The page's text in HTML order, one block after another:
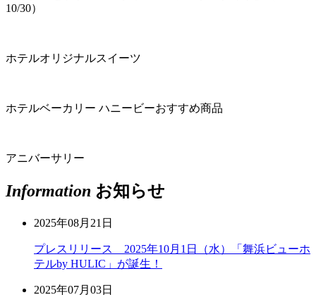
10/30）
ホテルオリジナルスイーツ
ホテルベーカリー ハニービーおすすめ商品
アニバーサリー
Information お知らせ
2025年08月21日
プレスリリース 2025年10月1日（水）「舞浜ビューホ
テルby HULIC」が誕生！
2025年07月03日